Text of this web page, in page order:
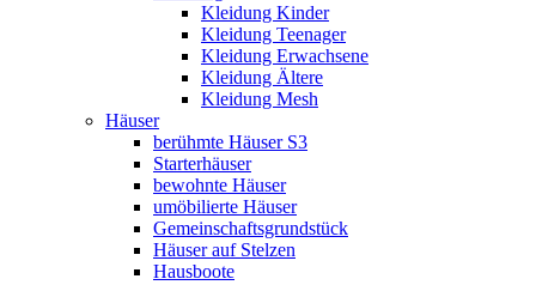
Kleidung Kinder
Kleidung Teenager
Kleidung Erwachsene
Kleidung Ältere
Kleidung Mesh
Häuser
berühmte Häuser S3
Starterhäuser
bewohnte Häuser
umöbilierte Häuser
Gemeinschaftsgrundstück
Häuser auf Stelzen
Hausboote